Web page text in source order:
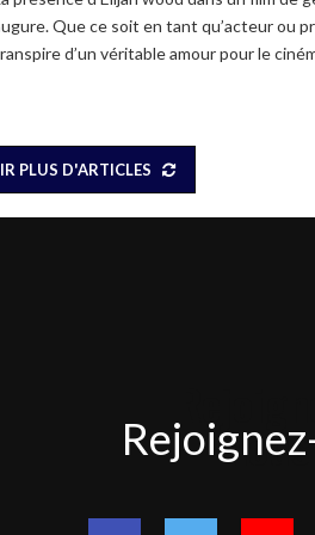
Que ce soit en tant qu’acteur ou
d’un véritable amour pour le
PLUS D'ARTICLES
nous